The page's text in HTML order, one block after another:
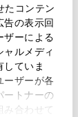
たコンテン
告の表示回
ザーによる
ルメディ
ていま
ーザーが各
ートナーの
合わせて